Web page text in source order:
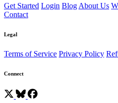
Get Started Login Blog About Us
Contact
Legal
Terms of Service Privacy Policy
Connect